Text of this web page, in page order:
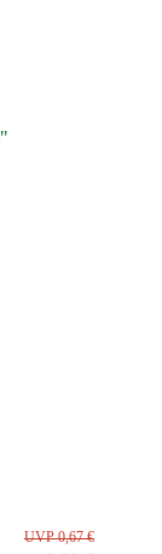
UVP 0,67 €